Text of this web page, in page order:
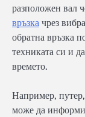
разположен вал
връзка чрез
обратна връзка
техниката си и
времето.
Например,
може да